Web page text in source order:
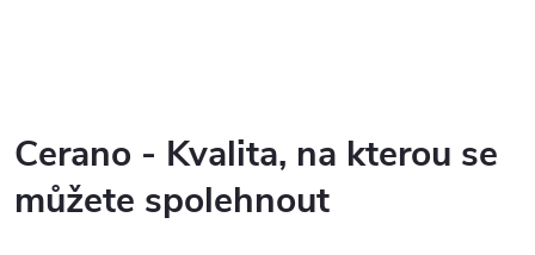
Cerano - Kvalita, na kterou se
můžete spolehnout